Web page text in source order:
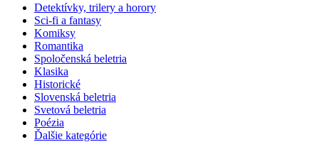
Detektívky, trilery a horory
Sci-fi a fantasy
Komiksy
Romantika
Spoločenská beletria
Klasika
Historické
Slovenská beletria
Svetová beletria
Poézia
Ďalšie kategórie